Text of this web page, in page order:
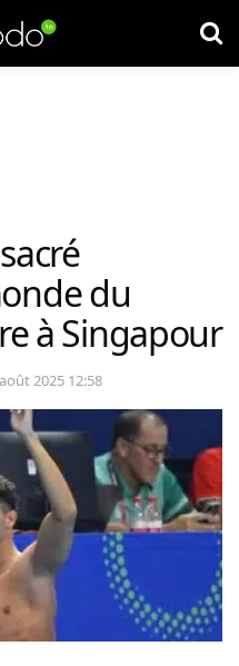
du
à Singapour
2025 12:58